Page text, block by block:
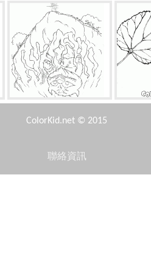
住房怪獸
ColorKid.net © 2015
聯絡資訊